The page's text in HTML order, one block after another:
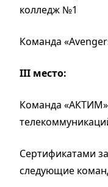
колледж №1
Команда
III место:
Команда
Сертификатами
следующие